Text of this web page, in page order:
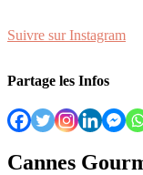
Suivre sur Instagram
Partage les Infos
Cannes